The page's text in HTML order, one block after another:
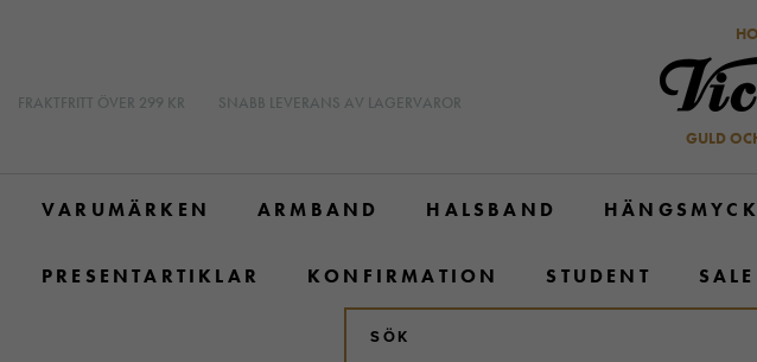
FRAKTFRITT ÖVER 299 KR SNABB LEVERANS AV LAGERVAROR
GULD
VARUMÄRKEN ARMBAND HALSBAND
PRESENTARTIKLAR KONFIRMATION STUDENT SALE